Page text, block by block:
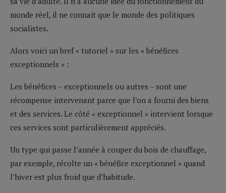
monde réel, il ne connait que le monde des politiques
socialistes.
Alors voici un bref « tutoriel » sur les « bénéfices
exceptionnels » :
Les bénéfices – exceptionnels ou autres – sont une
récompense intervenant parce que l’on a fourni des biens
et des services. Le côté « exceptionnel » intervient lorsque
ces services sont particulièrement appréciés.
Un type qui passe l’année à couper du bois de chauffage,
par exemple, récolte un « bénéfice exceptionnel » quand
l’hiver est plus froid que d’habitude.